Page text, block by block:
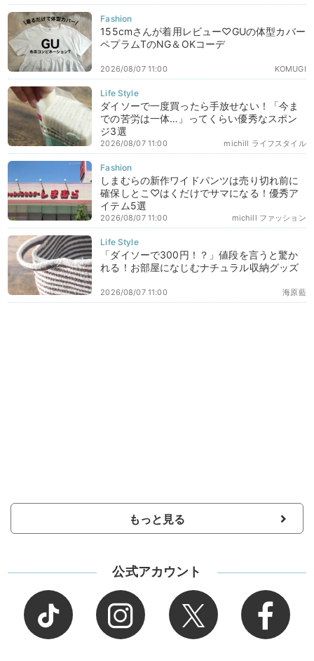
155cmさんが着用レビュー♡GUの体型カバー
ペプラムTのNG＆OKコーデ
KOMUGI
2026/08/07 11:00
ダイソーで一度買ったら手放せない！「今ま
での苦労は一体…」ってくらい優秀なスポン
ジ3選
michill ライフスタイル
2026/08/07 11:00
しまむらの新作ワイドパンツは売り切れ前に
確保しとこ♡はくだけでサマになる！優秀ア
イテム5選
michill ファッション
2026/08/07 11:00
「ダイソーで300円！？」値段を言うと驚か
れる！お部屋になじむナチュラル収納グッズ
海原藍
2026/08/07 11:00
もっと見る
公式アカウント